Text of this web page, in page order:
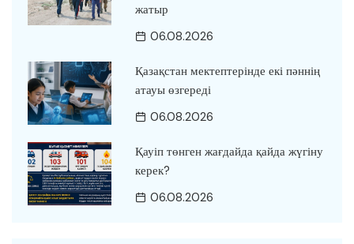
жатыр
06.08.2026
Қазақстан мектептерінде екі пәннің
атауы өзгереді
06.08.2026
Қауіп төнген жағдайда қайда жүгіну
керек?
06.08.2026